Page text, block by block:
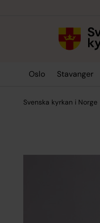
Oslo Stavanger
Svenska kyrkan i Norge